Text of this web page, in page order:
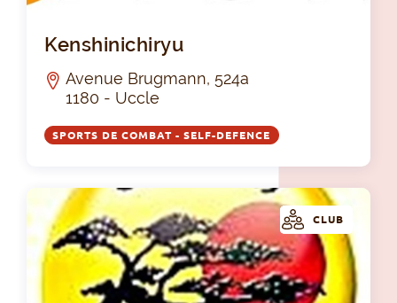
Kenshinichiryu
Avenue Brugmann, 524a
1180 - Uccle
SPORTS DE COMBAT - SELF-DEFENCE
CLUB